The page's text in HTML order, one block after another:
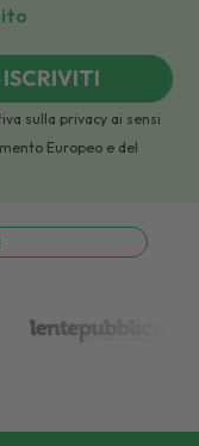
ISCRIVITI
sulla privacy ai sensi
Europeo e del